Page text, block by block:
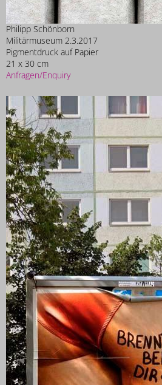
Philipp Schönborn
Militärmuseum 2.3.2017
Pigmentdruck auf Papier
21 x 30 cm
Anfragen/Enquiry